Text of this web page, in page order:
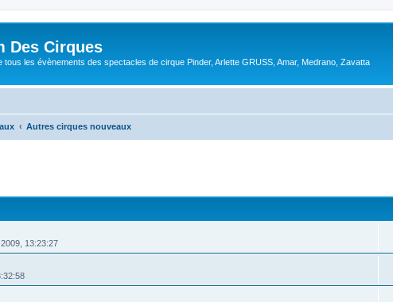
Des Cirques
tous les évènements des spectacles de cirque Pinder, Arlette GRUSS, Amar, Medrano, Zavatta
Autres cirques nouveaux
13:23:27